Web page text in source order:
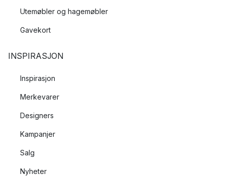
Utemøbler og hagemøbler
Gavekort
INSPIRASJON
Inspirasjon
Merkevarer
Designers
Kampanjer
Salg
Nyheter